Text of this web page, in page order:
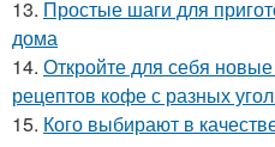
13. Простые шаги для
дома
14. Откройте для себя
рецептов кофе с разных
15. Кого выбирают в